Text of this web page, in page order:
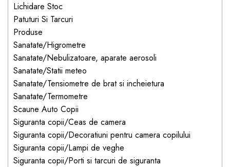
Lichidare Stoc
Patuturi Si Tarcuri
Produse
Sanatate/Higrometre
Sanatate/Nebulizatoare, aparate aerosoli
Sanatate/Statii meteo
Sanatate/Tensiometre de brat si incheietura
Sanatate/Termometre
Scaune Auto Copii
Siguranta copii/Ceas de camera
Siguranta copii/Decoratiuni pentru camera copilului
Siguranta copii/Lampi de veghe
Siguranta copii/Porti si tarcuri de siguranta